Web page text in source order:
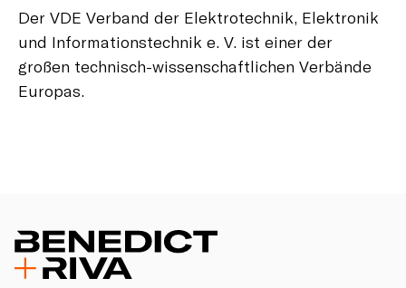
Der VDE Verband der Elektrotechnik, Elektronik
und Informationstechnik e. V. ist einer der
großen technisch-wissenschaftlichen Verbände
Europas.